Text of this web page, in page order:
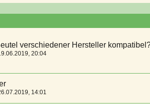
verschiedener Hersteller
20:04
14:01